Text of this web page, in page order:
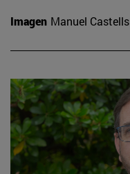
Imagen Manuel Castells